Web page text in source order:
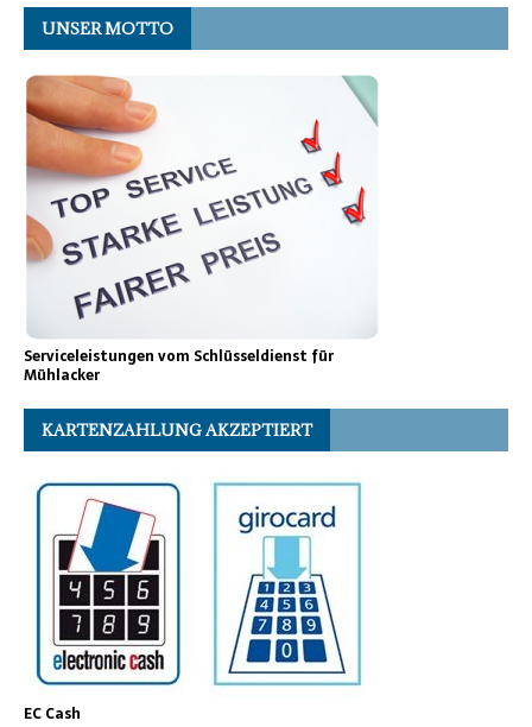
UNSER MOTTO
Serviceleistungen vom Schlüsseldienst für
Mühlacker
KARTENZAHLUNG AKZEPTIERT
EC Cash